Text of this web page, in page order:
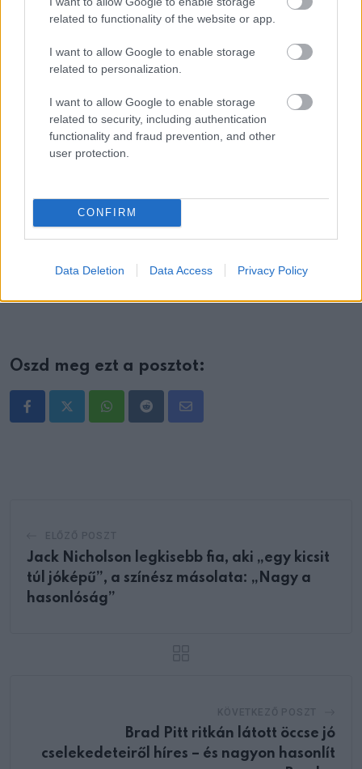
related to functionality of the website or app.
I want to allow Google to enable storage
related to personalization.
I want to allow Google to enable storage
related to security, including authentication
functionality and fraud prevention, and other
user protection.
CONFIRM
Data Deletion Data Access Privacy Policy
Oszd meg ezt a posztot:
WhatsappRedditShare
Jack Nicholson legkisebb fia, aki „egy kicsit
túl jóképű”, a színész másolata: „Nagy a
hasonlóság”
Brad Pitt ritkán látott öccse jó
cselekedeteiről híres – és nagyon hasonlít